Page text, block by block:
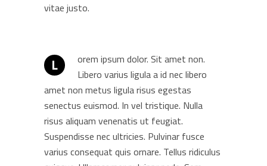
vitae justo.
L
orem ipsum dolor. Sit amet non.
Libero varius ligula a id nec libero
amet non metus ligula risus egestas
senectus euismod. In vel tristique. Nulla
risus aliquam venenatis ut feugiat.
Suspendisse nec ultricies. Pulvinar fusce
varius consequat quis ornare. Tellus ridiculus